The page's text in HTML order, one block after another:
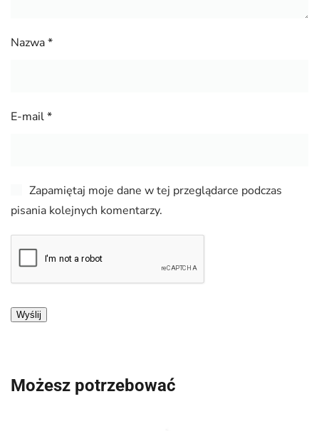
Nazwa*
E-mail*
Zapamiętaj moje dane w tej przeglądarce podczas
pisania kolejnych komentarzy.
Możesz potrzebować